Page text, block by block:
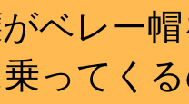
ベレー
ってく